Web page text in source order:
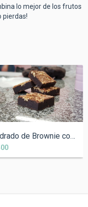
lo mejor de los frutos
pierdas!
Cuadrado de Brownie con Nuez